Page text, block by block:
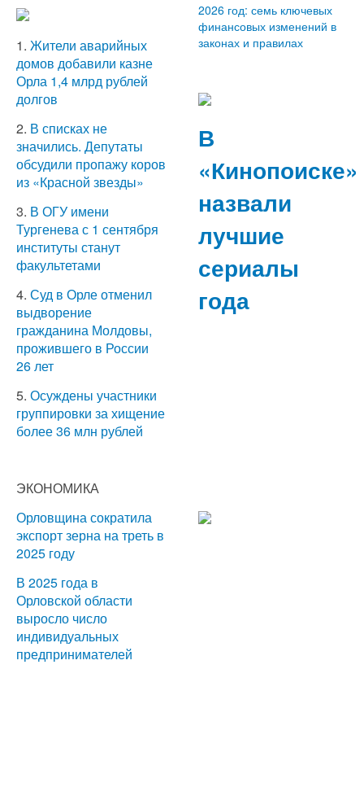
1. Жители аварийных
домов добавили казне
Орла 1,4 млрд рублей
долгов
2. В списках не
значились. Депутаты
обсудили пропажу коров
из «Красной звезды»
3. В ОГУ имени
Тургенева с 1 сентября
институты станут
факультетами
4. Суд в Орле отменил
выдворение
гражданина Молдовы,
прожившего в России
26 лет
5. Осуждены участники
группировки за хищение
более 36 млн рублей
ЭКОНОМИКА
Орловщина сократила
экспорт зерна на треть в
2025 году
В 2025 года в
Орловской области
выросло число
индивидуальных
предпринимателей
2026 год: семь ключевых
финансовых изменений в
законах и правилах
В
«Кинопоиске»
назвали
лучшие
сериалы
года